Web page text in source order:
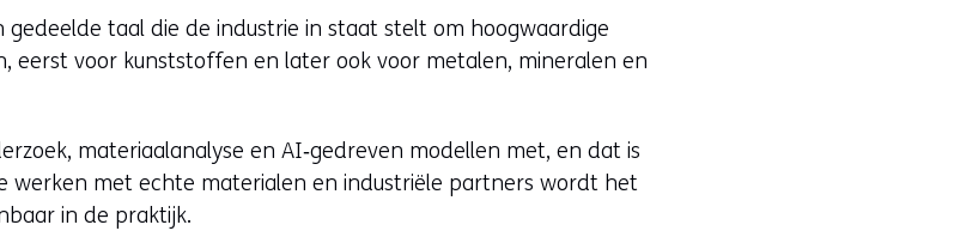
taal die de industrie in staat stelt om hoogwaardige
eerst voor kunststoffen en later ook voor metalen, mineralen en
materiaalanalyse en AI‑gedreven modellen met, en dat is
werken met echte materialen en industriële partners wordt het
in de praktijk.